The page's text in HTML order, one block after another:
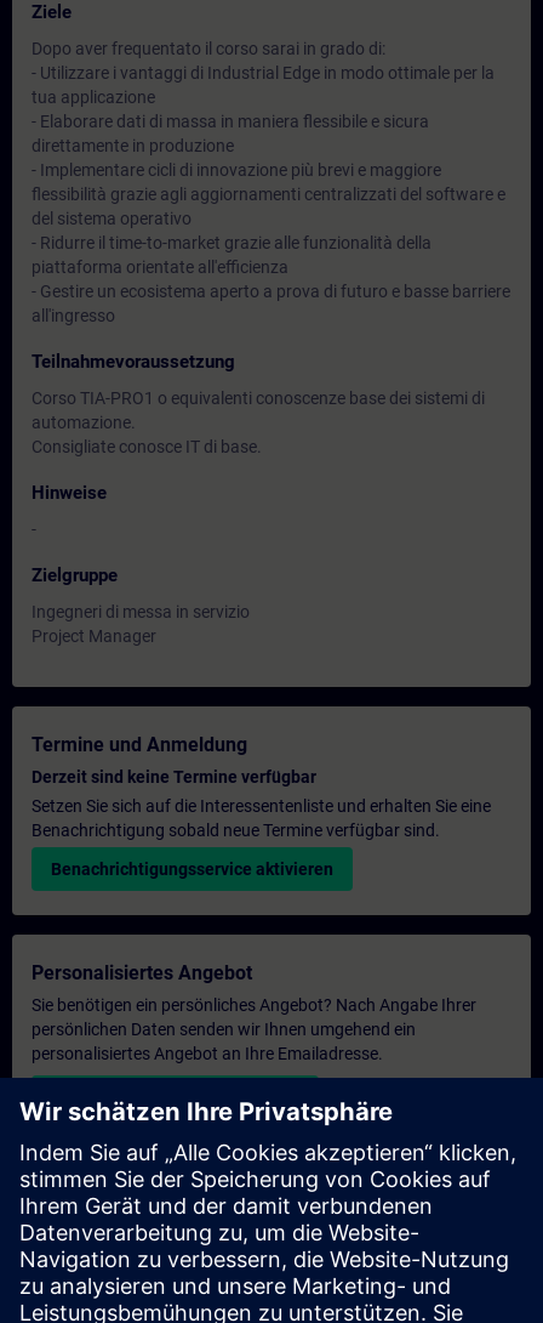
Ziele
Dopo aver frequentato il corso sarai in grado di:
- Utilizzare i vantaggi di Industrial Edge in modo ottimale per la
tua applicazione
- Elaborare dati di massa in maniera flessibile e sicura
direttamente in produzione
- Implementare cicli di innovazione più brevi e maggiore
flessibilità grazie agli aggiornamenti centralizzati del software e
del sistema operativo
- Ridurre il time-to-market grazie alle funzionalità della
piattaforma orientate all'efficienza
- Gestire un ecosistema aperto a prova di futuro e basse barriere
all'ingresso
Teilnahmevoraussetzung
Corso TIA-PRO1 o equivalenti conoscenze base dei sistemi di
automazione.
Consigliate conosce IT di base.
Hinweise
-
Zielgruppe
Ingegneri di messa in servizio
Project Manager
Termine und Anmeldung
Derzeit sind keine Termine verfügbar
Setzen Sie sich auf die Interessentenliste und erhalten Sie eine
Benachrichtigung sobald neue Termine verfügbar sind.
Benachrichtigungsservice aktivieren
Personalisiertes Angebot
Sie benötigen ein persönliches Angebot? Nach Angabe Ihrer
persönlichen Daten senden wir Ihnen umgehend ein
personalisiertes Angebot an Ihre Emailadresse.
Persönliches Angebot zusenden
Anfrage Exklusivtraining
Haben Sie Bedarf an einem höheren Schulungsangebot und
brauchen ein exklusives Training – entweder vor Ort bei Ihnen,
virtuell oder in einem SITRAIN Trainingscenter? Nachdem Sie
uns Ihre persönlichen Daten und Ihren Trainingsbedarf